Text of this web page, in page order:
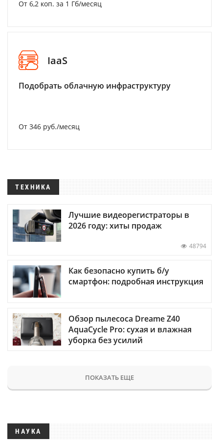
От 6,2 коп. за 1 Гб/месяц
IaaS
Подобрать облачную инфраструктуру
От 346 руб./месяц
ТЕХНИКА
Лучшие видеорегистраторы в
2026 году: хиты продаж
48794
Как безопасно купить б/у
смартфон: подробная инструкция
Обзор пылесоса Dreame Z40
AquaCycle Pro: сухая и влажная
уборка без усилий
ПОКАЗАТЬ ЕЩЕ
НАУКА